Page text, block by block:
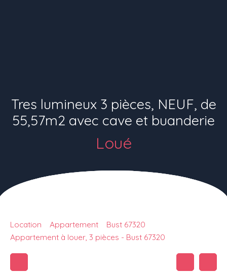
Tres lumineux 3 pièces, NEUF, de
55,57m2 avec cave et buanderie
Loué
Location Appartement
Bust 67320
Appartement à louer, 3 pièces - Bust 67320